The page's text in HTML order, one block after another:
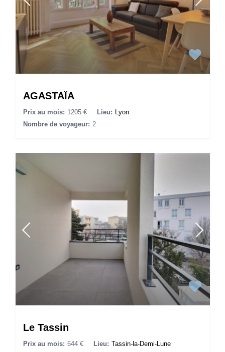
AGASTAÏA
Prix au mois: 1205 € Lieu: Lyon
Nombre de voyageur: 2
Le Tassin
Prix au mois: 644 € Lieu: Tassin-la-Demi-Lune